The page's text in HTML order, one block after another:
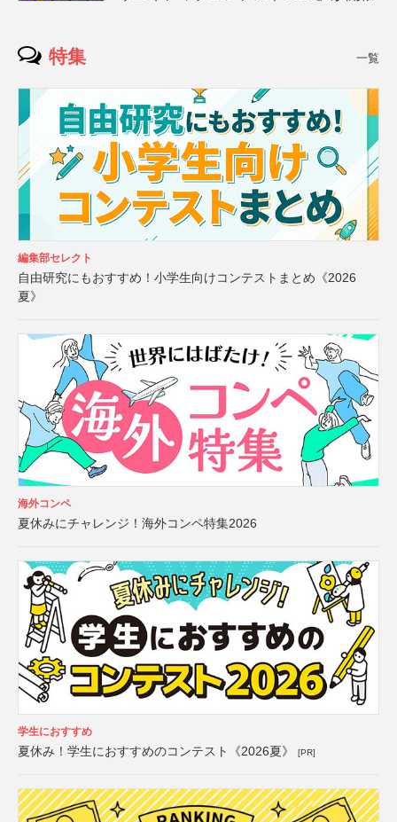
特集 一覧
編集部セレクト
自由研究にもおすすめ！小学生向けコンテストまとめ《2026
夏》
海外コンペ
夏休みにチャレンジ！海外コンペ特集2026
学生におすすめ
夏休み！学生におすすめのコンテスト《2026夏》 [PR]